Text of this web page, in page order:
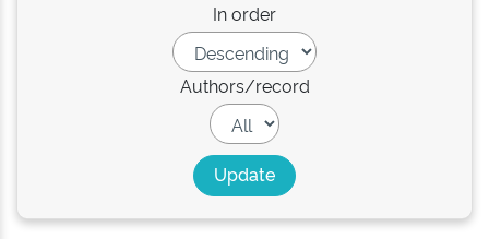
In order
Authors/record